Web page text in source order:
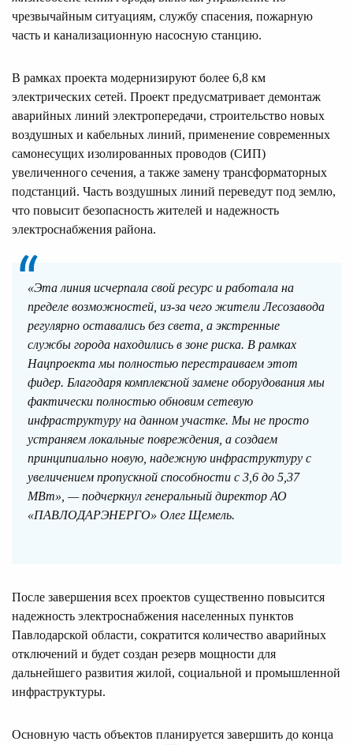
чрезвычайным ситуациям, службу спасения, пожарную
часть и канализационную насосную станцию.
В рамках проекта модернизируют более 6,8 км
электрических сетей. Проект предусматривает демонтаж
аварийных линий электропередачи, строительство новых
воздушных и кабельных линий, применение современных
самонесущих изолированных проводов (СИП)
увеличенного сечения, а также замену трансформаторных
подстанций. Часть воздушных линий переведут под землю,
что повысит безопасность жителей и надежность
электроснабжения района.
«Эта линия исчерпала свой ресурс и работала на
пределе возможностей, из-за чего жители Лесозавода
регулярно оставались без света, а экстренные
службы города находились в зоне риска. В рамках
Нацпроекта мы полностью перестраиваем этот
фидер. Благодаря комплексной замене оборудования мы
фактически полностью обновим сетевую
инфраструктуру на данном участке. Мы не просто
устраняем локальные повреждения, а создаем
принципиально новую, надежную инфраструктуру с
увеличением пропускной способности с 3,6 до 5,37
МВт», — подчеркнул генеральный директор АО
«ПАВЛОДАРЭНЕРГО» Олег Щемель.
После завершения всех проектов существенно повысится
надежность электроснабжения населенных пунктов
Павлодарской области, сократится количество аварийных
отключений и будет создан резерв мощности для
дальнейшего развития жилой, социальной и промышленной
инфраструктуры.
Основную часть объектов планируется завершить до конца